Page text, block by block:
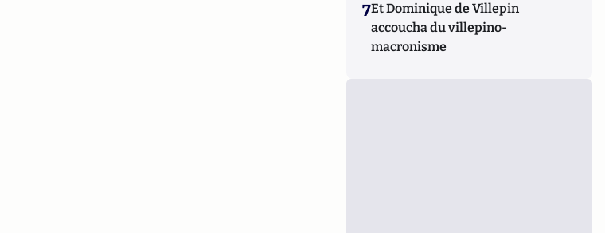
7Et Dominique de Villepin
accoucha du villepino-
macronisme